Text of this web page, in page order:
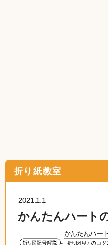
折り紙教室
2021.1.1
かんたんハート